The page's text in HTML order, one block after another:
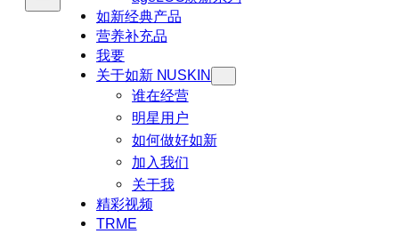
如新经典产品
营养补充品
我要
关于如新 NUSKIN
谁在经营
明星用户
如何做好如新
加入我们
关于我
精彩视频
TRME